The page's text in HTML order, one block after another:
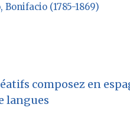
Bonifacio (1785-1869)
composez en
langues